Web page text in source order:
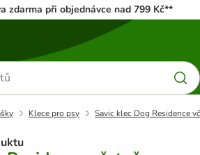
zdarma při objednávce nad 799 Kč**
Klece pro psy Savic klec Dog Residence